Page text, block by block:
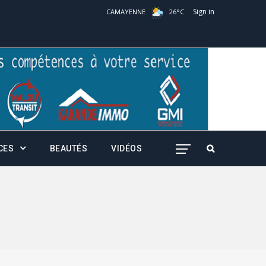
CAMAYENNE 26°C Sign in
BEAUTÉS VIDÉOS